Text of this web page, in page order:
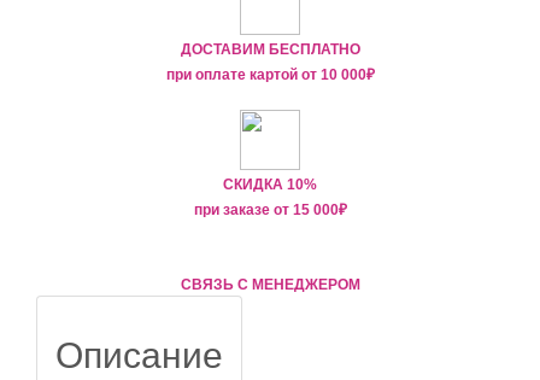
ДОСТАВИМ БЕСПЛАТНО
при оплате картой от 10 000₽
СКИДКА 10%
при заказе от 15 000₽
СВЯЗЬ С МЕНЕДЖЕРОМ
Описание